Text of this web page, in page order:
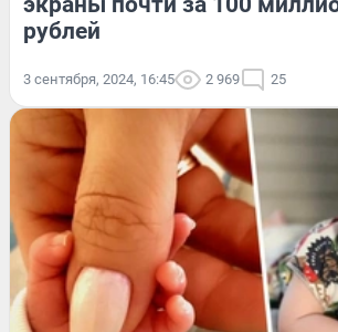
рублей
3 сентября, 2024, 16:45 2 969 25